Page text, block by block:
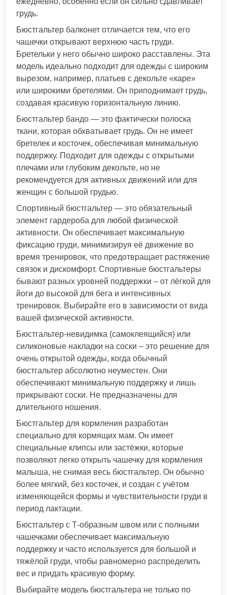
грудь.
Бюстгальтер балконет отличается тем, что его
чашечки открывают верхнюю часть груди.
Бретельки у него обычно широко расставлены. Эта
модель идеально подходит для одежды с широким
вырезом, например, платьев с декольте «каре»
или широкими бретелями. Он приподнимает грудь,
создавая красивую горизонтальную линию.
Бюстгальтер бандо — это фактически полоска
ткани, которая обхватывает грудь. Он не имеет
бретелек и косточек, обеспечивая минимальную
поддержку. Подходит для одежды с открытыми
плечами или глубоким декольте, но не
рекомендуется для активных движений или для
женщин с большой грудью.
Спортивный бюстгальтер — это обязательный
элемент гардероба для любой физической
активности. Он обеспечивает максимальную
фиксацию груди, минимизируя её движение во
время тренировок, что предотвращает растяжение
связок и дискомфорт. Спортивные бюстгальтеры
бывают разных уровней поддержки – от лёгкой для
йоги до высокой для бега и интенсивных
тренировок. Выбирайте его в зависимости от вида
вашей физической активности.
Бюстгальтер-невидимка (самоклеящийся) или
силиконовые накладки на соски – это решение для
очень открытой одежды, когда обычный
бюстгальтер абсолютно неуместен. Они
обеспечивают минимальную поддержку и лишь
прикрывают соски. Не предназначены для
длительного ношения.
Бюстгальтер для кормления разработан
специально для кормящих мам. Он имеет
специальные клипсы или застёжки, которые
позволяют легко открыть чашечку для кормления
малыша, не снимая весь бюстгальтер. Он обычно
более мягкий, без косточек, и создан с учётом
изменяющейся формы и чувствительности груди в
период лактации.
Бюстгальтер с Т-образным швом или с полными
чашечками обеспечивает максимальную
поддержку и часто используется для большой и
тяжёлой груди, чтобы равномерно распределить
вес и придать красивую форму.
Выбирайте модель бюстгальтера не только по